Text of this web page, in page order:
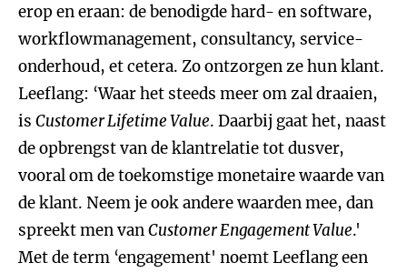
erop en eraan: de benodigde hard- en software,
workflowmanagement, consultancy, service-
onderhoud, et cetera. Zo ontzorgen ze hun klant.
Leeflang: ‘Waar het steeds meer om zal draaien,
is Customer Lifetime Value. Daarbij gaat het, naast
de opbrengst van de klantrelatie tot dusver,
vooral om de toekomstige monetaire waarde van
de klant. Neem je ook andere waarden mee, dan
spreekt men vanCustomer Engagement Value.'
Met de term ‘engagement' noemt Leeflang een